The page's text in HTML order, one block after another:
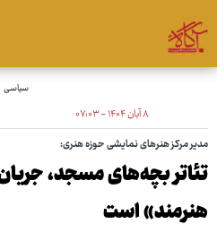
سیاسی
۸ آبان ۱۴۰۴ - ۰۷:۰۳
مدیر مرکز هنرهای نمایشی حوزه هنری:
تئاتر بچه‌های مسجد،
هنرمند» است